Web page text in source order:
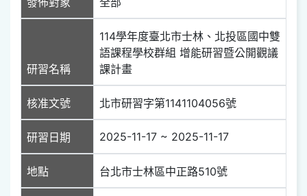
研習名稱
114學年度臺北市士林、北投區國中雙
語課程學校群組 增能研習暨公開觀議
課計畫
核准文號 北市研習字第1141104056號
研習日期 2025-11-17 ~ 2025-11-17
地點 台北市士林區中正路510號